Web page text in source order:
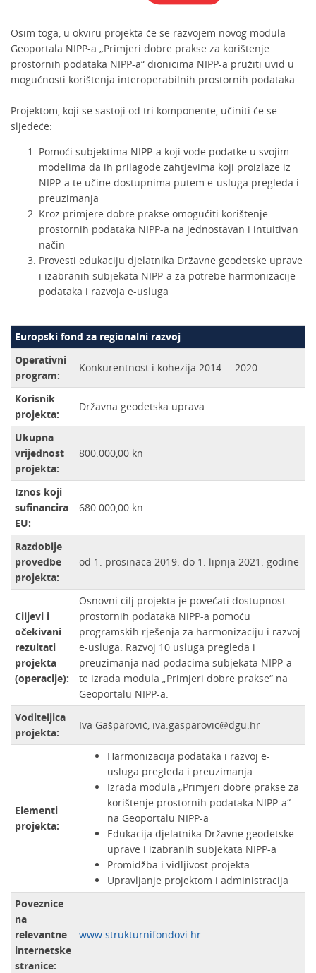
Osim toga, u okviru projekta će se razvojem novog modula
Geoportala NIPP-a „Primjeri dobre prakse za korištenje
prostornih podataka NIPP-a“ dionicima NIPP-a pružiti uvid u
mogućnosti korištenja interoperabilnih prostornih podataka.
Projektom, koji se sastoji od tri komponente, učiniti će se
sljedeće:
Pomoći subjektima NIPP-a koji vode podatke u svojim
modelima da ih prilagode zahtjevima koji proizlaze iz
NIPP-a te učine dostupnima putem e-usluga pregleda i
preuzimanja
Kroz primjere dobre prakse omogućiti korištenje
prostornih podataka NIPP-a na jednostavan i intuitivan
način
Provesti edukaciju djelatnika Državne geodetske uprave
i izabranih subjekata NIPP-a za potrebe harmonizacije
podataka i razvoja e-usluga
Europski fond za regionalni razvoj
Operativni
program:
Konkurentnost i kohezija 2014. – 2020.
Korisnik
projekta:
Državna geodetska uprava
Ukupna
vrijednost
projekta:
800.000,00 kn
Iznos koji
sufinancira
EU:
680.000,00 kn
Razdoblje
provedbe
projekta:
od 1. prosinaca 2019. do 1. lipnja 2021. godine
Ciljevi i
očekivani
rezultati
projekta
(operacije):
Osnovni cilj projekta je povećati dostupnost
prostornih podataka NIPP-a pomoću
programskih rješenja za harmonizaciju i razvoj
e-usluga. Razvoj 10 usluga pregleda i
preuzimanja nad podacima subjekata NIPP-a
te izrada modula „Primjeri dobre prakse“ na
Geoportalu NIPP-a.
Voditeljica
projekta:
Iva Gašparović, iva.gasparovic@dgu.hr
Elementi
projekta:
Harmonizacija podataka i razvoj e-
usluga pregleda i preuzimanja
Izrada modula „Primjeri dobre prakse za
korištenje prostornih podataka NIPP-a“
na Geoportalu NIPP-a
Edukacija djelatnika Državne geodetske
uprave i izabranih subjekata NIPP-a
Promidžba i vidljivost projekta
Upravljanje projektom i administracija
Poveznice
na
relevantne
internetske
stranice:
www.strukturnifondovi.hr